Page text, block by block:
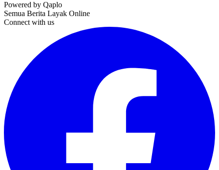
Powered by Qaplo
Semua Berita Layak Online
Connect with us